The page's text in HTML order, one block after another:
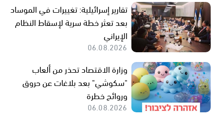
تقارير إسرائيلية: تغييرات في الموساد
بعد تعثر خطة سرية لإسقاط النظام
الإيراني
06.08.2026
وزارة الاقتصاد تحذر من ألعاب
"سكوشي" بعد بلاغات عن حروق
وروائح خطرة
06.08.2026